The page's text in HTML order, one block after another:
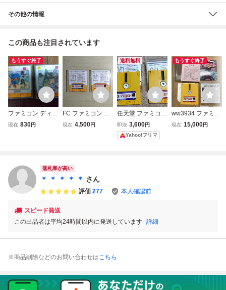
その他の情報
この商品も注目されています
もうすぐ終了
ファミコン ディス
クシステム ディス
現在 830円
FC ファミコン デ
ィスクシステム デ
現在 4,500円
送料無料
任天堂 ファミコン
ディスクシステム
タイムツイスト 前
編 後編 2枚セット
即決 3,600円
Yahoo!フリマ
もうすぐ終了
ww3934 ファミコ
ン ディスクシステ
現在 15,000円
落札率が高い
＊ ＊ ＊ ＊ ＊ さん
評価 277 本人確認前
スピード発送
この出品者は平均24時間以内に発送しています 詳細
※商品削除などのお問い合わせはこちら